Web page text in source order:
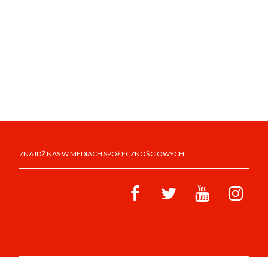
ZNAJDŹ NAS W MEDIACH SPOŁECZNOŚCIOWYCH